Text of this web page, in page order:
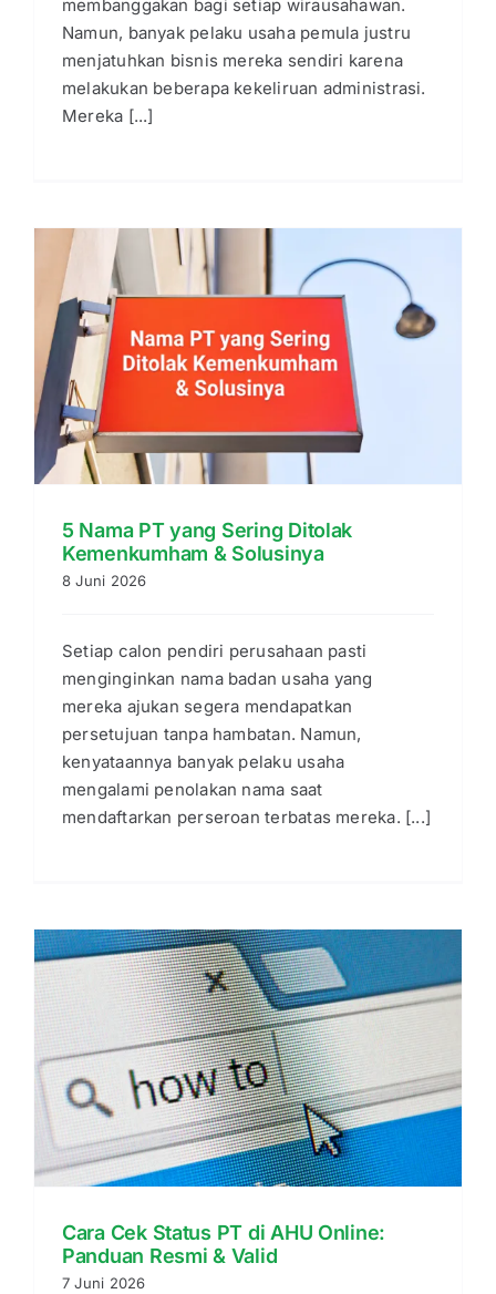
membanggakan bagi setiap wirausahawan.
Namun, banyak pelaku usaha pemula justru
menjatuhkan bisnis mereka sendiri karena
melakukan beberapa kekeliruan administrasi.
Mereka [...]
5 Nama PT yang Sering Ditolak
Kemenkumham & Solusinya
8 Juni 2026
Setiap calon pendiri perusahaan pasti
menginginkan nama badan usaha yang
mereka ajukan segera mendapatkan
persetujuan tanpa hambatan. Namun,
kenyataannya banyak pelaku usaha
mengalami penolakan nama saat
mendaftarkan perseroan terbatas mereka. [...]
Cara Cek Status PT di AHU Online:
Panduan Resmi & Valid
7 Juni 2026